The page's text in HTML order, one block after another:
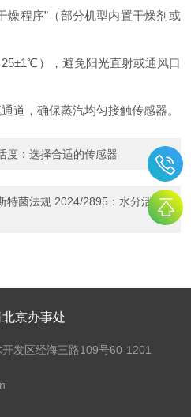
程序”（部分机型内置干燥剂或
），避免阳光直射或通风口
，确保蒸汽均匀接触传感器。
度：选择合适的传感器
特菌法规 2024/2895：水分活度
京办事处
发区经海三路109号60-1201